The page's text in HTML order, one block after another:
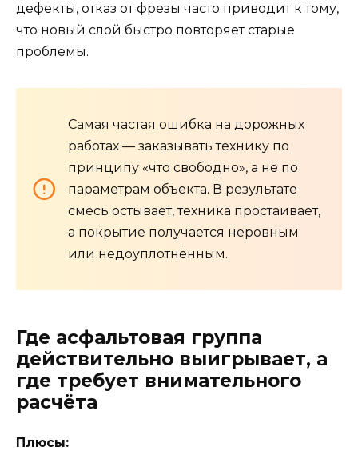
дефекты, отказ от фрезы часто приводит к тому,
что новый слой быстро повторяет старые
проблемы.
Самая частая ошибка на дорожных
работах — заказывать технику по
принципу «что свободно», а не по
параметрам объекта. В результате
смесь остывает, техника простаивает,
а покрытие получается неровным
или недоуплотнённым.
Где асфальтовая группа
действительно выигрывает, а
где требует внимательного
расчёта
Плюсы: